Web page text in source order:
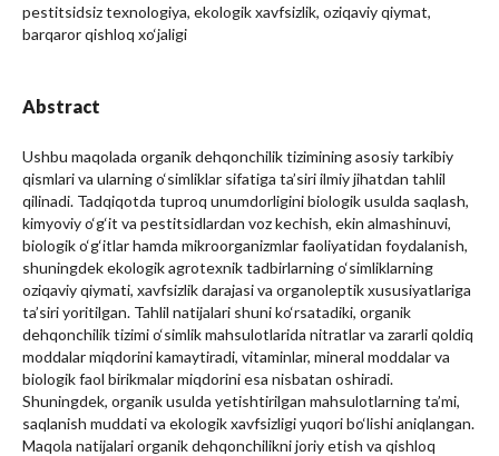
pestitsidsiz texnologiya, ekologik xavfsizlik, oziqaviy qiymat,
barqaror qishloq xo‘jaligi
Abstract
Ushbu maqolada organik dehqonchilik tizimining asosiy tarkibiy
qismlari va ularning o‘simliklar sifatiga ta’siri ilmiy jihatdan tahlil
qilinadi. Tadqiqotda tuproq unumdorligini biologik usulda saqlash,
kimyoviy o‘g‘it va pestitsidlardan voz kechish, ekin almashinuvi,
biologik o‘g‘itlar hamda mikroorganizmlar faoliyatidan foydalanish,
shuningdek ekologik agrotexnik tadbirlarning o‘simliklarning
oziqaviy qiymati, xavfsizlik darajasi va organoleptik xususiyatlariga
ta’siri yoritilgan. Tahlil natijalari shuni ko‘rsatadiki, organik
dehqonchilik tizimi o‘simlik mahsulotlarida nitratlar va zararli qoldiq
moddalar miqdorini kamaytiradi, vitaminlar, mineral moddalar va
biologik faol birikmalar miqdorini esa nisbatan oshiradi.
Shuningdek, organik usulda yetishtirilgan mahsulotlarning ta’mi,
saqlanish muddati va ekologik xavfsizligi yuqori bo‘lishi aniqlangan.
Maqola natijalari organik dehqonchilikni joriy etish va qishloq